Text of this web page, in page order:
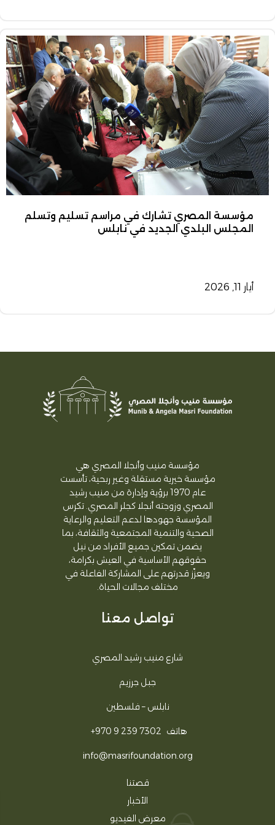
مؤسسة المصري تشارك في مراسم تسليم وتسلم
المجلس البلدي الجديد في نابلس
أيار 11, 2026
مؤسسة منيب وأنجلا المصري هي
مؤسسة خيرية مستقلة وغير ربحية، تأسست
عام 1970 برؤية وإدارة من منيب رشيد
المصري وزوجته أنجلا كجلر المصري. تكرس
المؤسسة جهودها لدعم التعليم والرعاية
الصحية والتنمية المجتمعية والثقافة، بما
يضمن تمكين جميع الأفراد من نيل
حقوقهم الأساسية في العيش بكرامة،
ويعزّز قدرتهم على المشاركة الفاعلة في
مختلف مجالات الحياة.
تواصل معنا
شارع منيب رشيد المصري
جبل جرزيم
نابلس – فلسطين
هاتف +970 9 239 7302
info@masrifoundation.org
قصتنا
الأخبار
معرض الفيديو